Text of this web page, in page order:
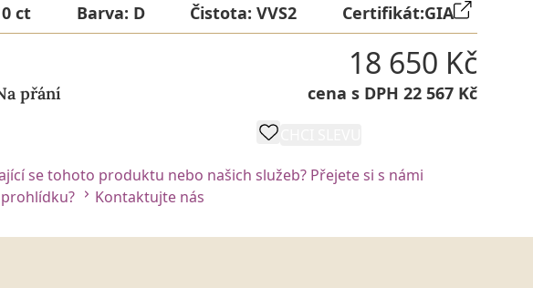
ct Barva: D Čistota:VVS2 Certifikát:GIA
přání
18 650 Kč
cena s DPH 22 567 Kč
se tohoto produktu nebo našich služeb? Přejete si s námi
Kontaktujte nás